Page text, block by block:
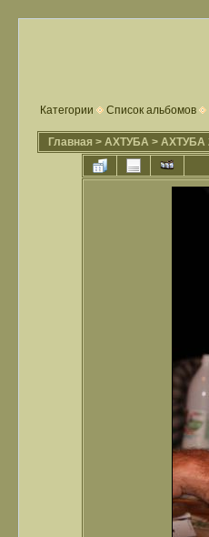
Категории Список альбомов
Главная > АХТУБА > АХТУБА